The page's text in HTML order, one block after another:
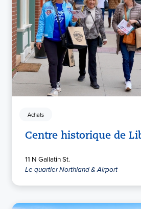
Achats
Centre historique de
11 N Gallatin St.
Le quartier Northland & Airport